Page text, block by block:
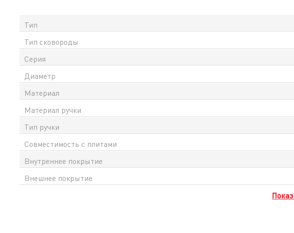
Тип
Тип сковороды
Серия
Диаметр
Материал
Материал ручки
Тип ручки
Совместимость с плитами
Внутреннее покрытие
Внешнее покрытие